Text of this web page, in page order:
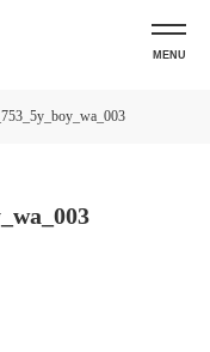
MENU